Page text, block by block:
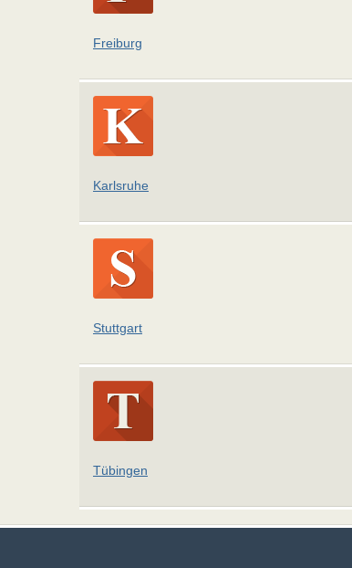
Freiburg
Karlsruhe
Stuttgart
Tübingen